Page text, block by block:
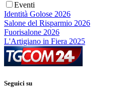
Eventi
Identità Golose 2026
Salone del Risparmio 2026
Fuorisalone 2026
L'Artigiano in Fiera 2025
Seguici su